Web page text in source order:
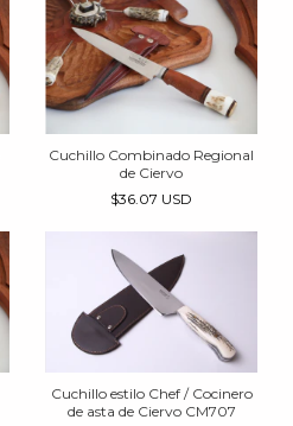
Cuchillo Combinado Regional
de Ciervo
$36.07 USD
Cuchillo estilo Chef / Cocinero
de asta de Ciervo CM707